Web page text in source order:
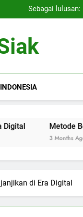
Sebagai lulusan:
Sebagai
Metode Berhasil
3 Months Ago
di Era Digital